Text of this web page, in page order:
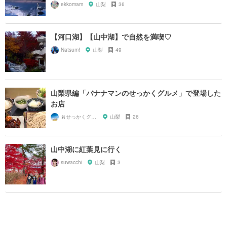
ekkomam 山梨 36
【河口湖】【山中湖】で自然を満喫♡
Natsum! 山梨 49
山梨県編「バナナマンのせっかくグルメ」で登場した
お店
🍌せっかくグルメまにあ🍌 山梨 26
山中湖に紅葉見に行く
suwacchi 山梨 3